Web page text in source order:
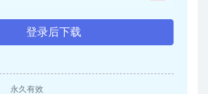
登录后下载
永久有效